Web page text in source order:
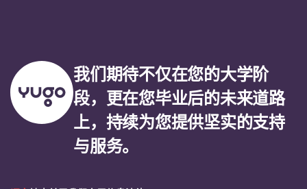
我们期待不仅在您的大学阶
段，更在您毕业后的未来道路
上，持续为您提供坚实的支持
与服务。